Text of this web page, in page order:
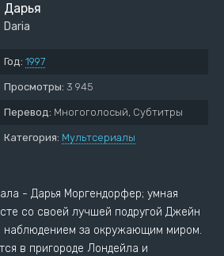
Дарья
Daria
Год: 1997
Просмотры: 3 945
Перевод: Многоголосый, Субтитры
Категория: Мультсериалы
- Дарья Моргендорфер; умная
со своей лучшей подругой Джейн
наблюдением за окружающим миром.
в пригороде Лондейла и